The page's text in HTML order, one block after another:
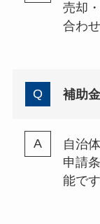
売却
合わ
補助
自治
申請
能です